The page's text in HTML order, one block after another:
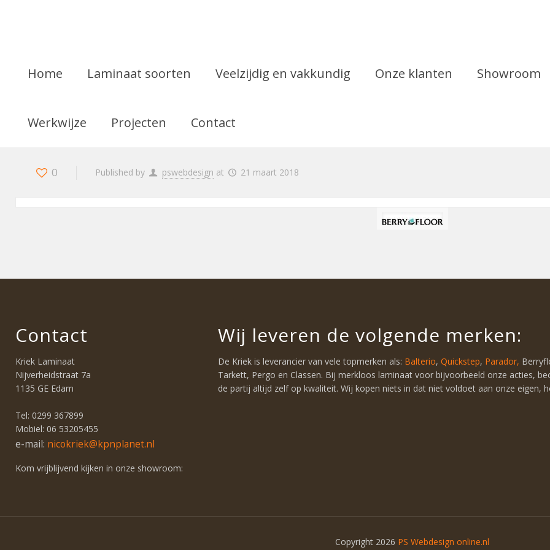
Home Laminaat soorten Veelzijdig en vakkundig Onze klanten Showroom
Werkwijze Projecten Contact
0 Published by pswebdesign at 21 maart 2018
Contact
Kriek Laminaat
Nijverheidstraat 7a
1135 GE Edam
Tel: 0299 367899
Mobiel: 06 53205455
e-mail: nicokriek@kpnplanet.nl
Kom vrijblijvend kijken in onze showroom:
Wij leveren de volgende merken:
De Kriek is leverancier van vele topmerken als: Balterio,Quickstep, Parador,
Tarkett, Pergo en Classen. Bij merkloos laminaat voor bijvoorbeeld onze acties,
de partij altijd zelf op kwaliteit. Wij kopen niets in dat niet voldoet aan onze eigen,
Copyright 2026 PS Webdesign online.nl